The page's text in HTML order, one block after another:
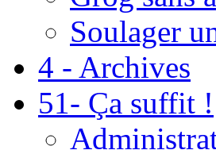
Soulager
4 - Archives
51- Ça suffit !